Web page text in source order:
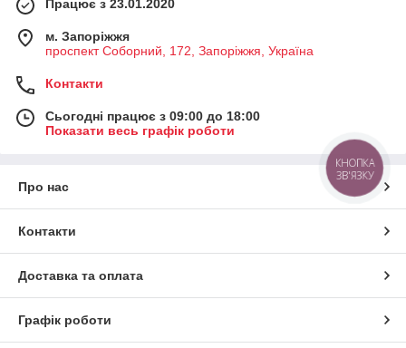
Працює з 23.01.2020
м. Запоріжжя
проспект Соборний, 172, Запоріжжя, Україна
Контакти
Сьогодні працює з 09:00 до 18:00
Показати весь графік роботи
Про нас
Контакти
Доставка та оплата
Графік роботи
КНОПКА
ЗВ'ЯЗКУ